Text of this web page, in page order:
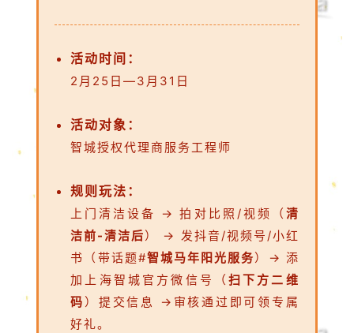
活动时间：
2月25日—3月31日
活动对象：
智城授权代理商服务工程师
规则玩法：
上门清洁设备 → 拍对比照/视频（ 清
洁前-清洁后） → 发抖音/视频号/小红
书（带话题#智城马年阳光服务）→ 添
加上海智城官方微信号（扫下方二维
码 ）提交信息 →审核通过即可领专属
好礼。